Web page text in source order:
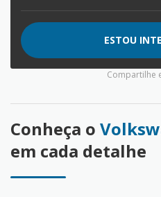
ESTOU
Compartilhe
Conheça o
em cada detalhe